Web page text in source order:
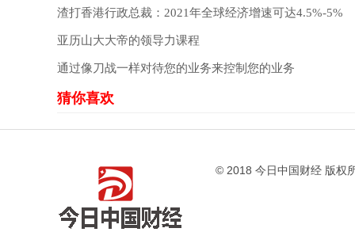
渣打香港行政总裁：2021年全球经济增速可达4.5%-5%
亚历山大大帝的领导力课程
通过像刀战一样对待您的业务来控制您的业务
© 2018 今日中国财经 版权